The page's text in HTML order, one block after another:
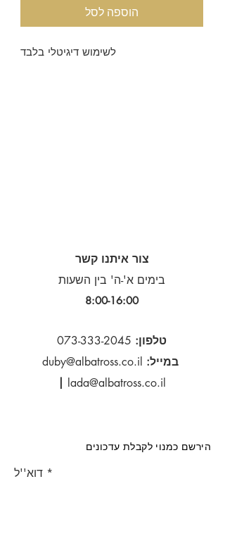
הוספה לסל
לשימוש דיגיטלי בלבד
צור איתנו קשר
בימים א'-ה' בין השעות
8:00-16:00​
טלפון: 073-333-2045
במייל: duby@albatross.co.il
| lada@albatross.co.il
הירשם כמנוי לקבלת עדכונים
דוא''ל